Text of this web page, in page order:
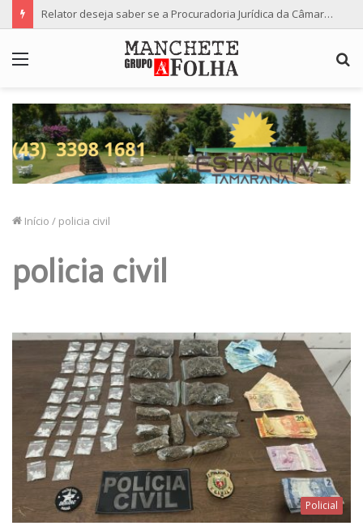
Relator deseja saber se a Procuradoria Jurídica da Câmara de Maringá deu orientação institucional ao denunciante
Início / policia civil
policia civil
Policial